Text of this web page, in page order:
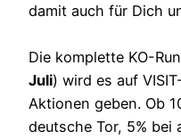
damit auch für Dich
Die komplette KO-
Juli) wird es auf
Aktionen geben. Ob
deutsche Tor, 5% bei